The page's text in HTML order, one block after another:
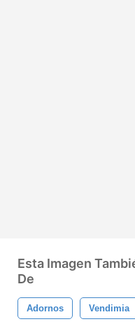
Esta Imagen
De
Adornos Vendimia